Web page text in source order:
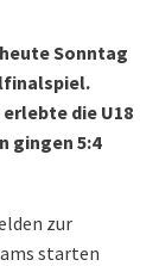
Sonntag
die U18
gingen 5:4
zur
starten